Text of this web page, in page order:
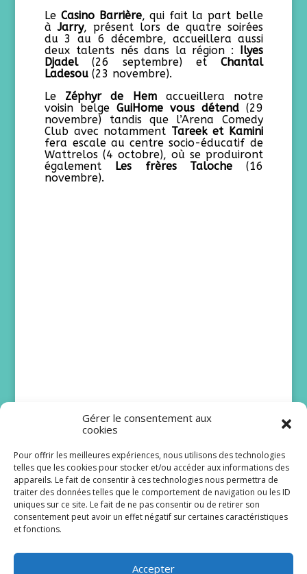
Gérer le consentement aux
cookies
Pour offrir les meilleures expériences, nous utilisons des technologies
telles que les cookies pour stocker et/ou accéder aux informations des
appareils. Le fait de consentir à ces technologies nous permettra de
traiter des données telles que le comportement de navigation ou les ID
uniques sur ce site. Le fait de ne pas consentir ou de retirer son
consentement peut avoir un effet négatif sur certaines caractéristiques
et fonctions.
Accepter
Le Casino Barrière, qui fait la part belle
àJarry, présent lors de quatre soirées
du 3 au 6 décembre, accueillera aussi
deux talents nés dans la région : Ilyes
Djadel(26 septembre) et Chantal
Ladesou (23 novembre).
Le Zéphyr de Hemaccueillera notre
voisin belgeGuiHome vous détend(29
novembre) tandis que l’Arena Comedy
Club avec notamment Tareek et Kamini
fera escale au centre socio-éducatif de
Wattrelos (4 octobre), où se produiront
également Les frères Taloche (16
novembre).
DNA : Juliette Mabilat
attendait une belle
histoire pour Lizzie